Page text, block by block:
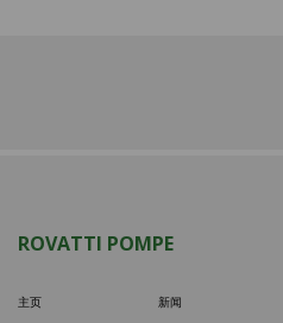
ROVATTI POMPE
主页
新闻